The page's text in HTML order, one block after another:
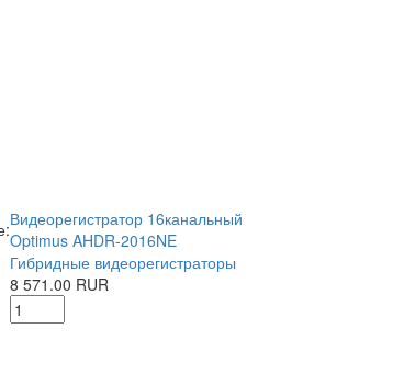
Видеорегистратор 16канальный
Optimus AHDR-2016NE
Гибридные видеорегистраторы
8 571.00 RUR